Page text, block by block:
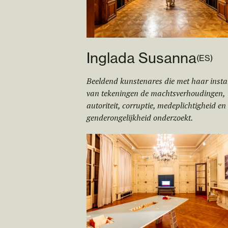
Inglada Susanna(ES)
Beeldend kunstenares die met haar
van tekeningen de machtsverhoudingen,
autoriteit, corruptie, medeplichtigheid en
genderongelijkheid onderzoekt.